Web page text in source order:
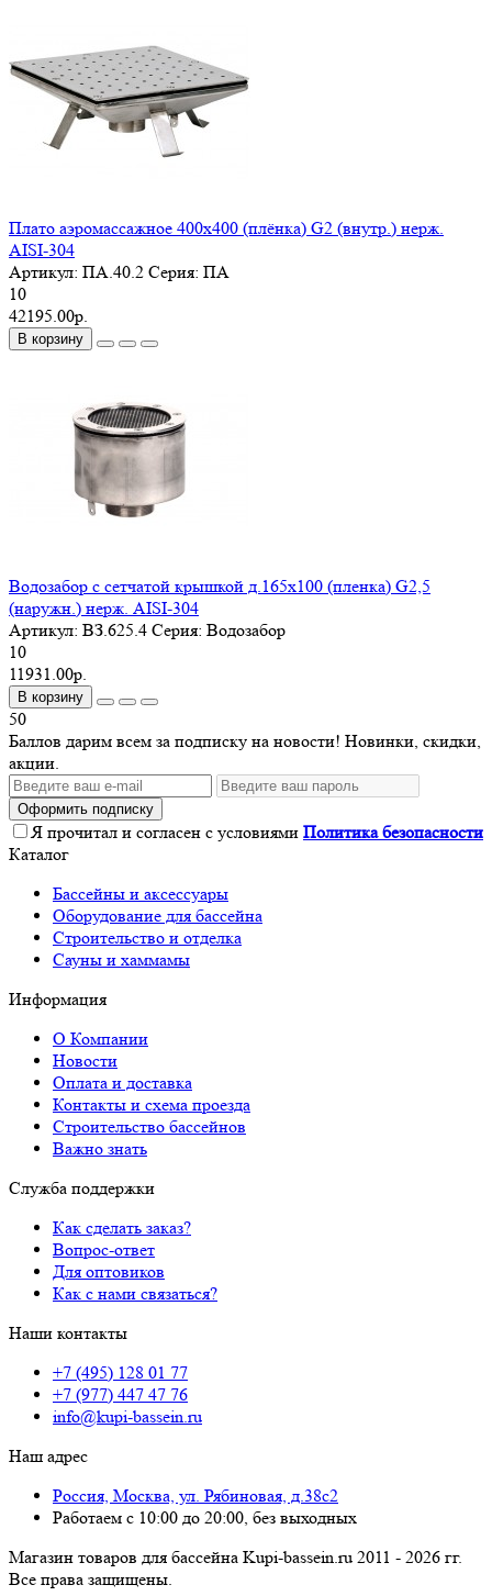
Плато аэромассажное 400х400 (плёнка) G2 (внутр.) нерж.
AISI-304
Артикул: ПА.40.2 Серия: ПА
10
42195.00р.
В корзину
Водозабор с сетчатой крышкой д.165x100 (пленка) G2,5
(наружн.) нерж. AISI-304
Артикул: ВЗ.625.4 Серия: Водозабор
10
11931.00р.
В корзину
50
Баллов дарим всем за подписку на новости! Новинки, скидки,
акции.
Оформить подписку
Я прочитал и согласен с условиями Политика безопасности
Каталог
Бассейны и аксессуары
Оборудование для бассейна
Строительство и отделка
Сауны и хаммамы
Информация
О Компании
Новости
Оплата и доставка
Контакты и схема проезда
Строительство бассейнов
Важно знать
Служба поддержки
Как сделать заказ?
Вопрос-ответ
Для оптовиков
Как с нами связаться?
Наши контакты
+7 (495) 128 01 77
+7 (977) 447 47 76
info@kupi-bassein.ru
Наш адрес
Россия, Москва, ул. Рябиновая, д.38с2
Работаем с 10:00 до 20:00, без выходных
Магазин товаров для бассейна Kupi-bassein.ru 2011 - 2026 гг.
Все пра­ва за­щи­ще­ны.